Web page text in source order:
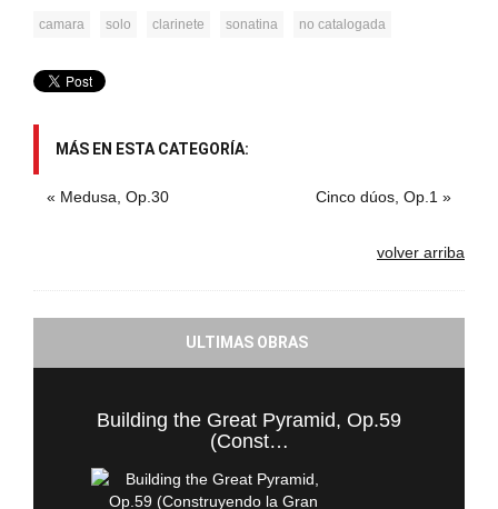
camara solo clarinete sonatina no catalogada
MÁS EN ESTA CATEGORÍA:
« Medusa, Op.30 Cinco dúos, Op.1 »
volver arriba
ULTIMAS OBRAS
Building the Great Pyramid, Op.59
(Const…